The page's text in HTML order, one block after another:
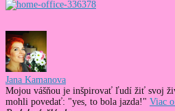
Jana Kamanova
Mojou vášňou je inšpirovať ľudí žiť svoj
mohli povedať: "yes, to bola jazda!" Viac